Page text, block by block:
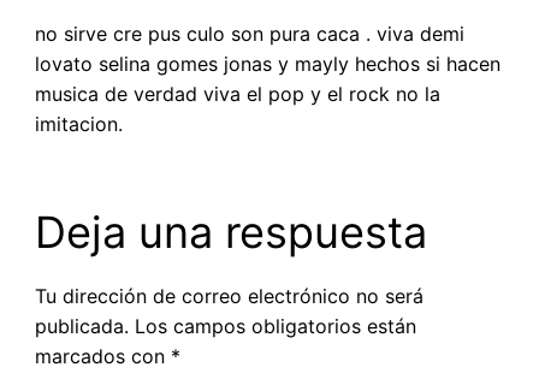
no sirve cre pus culo son pura caca . viva demi
lovato selina gomes jonas y mayly hechos si hacen
musica de verdad viva el pop y el rock no la
imitacion.
Deja una respuesta
Tu dirección de correo electrónico no será
publicada. Los campos obligatorios están
marcados con *